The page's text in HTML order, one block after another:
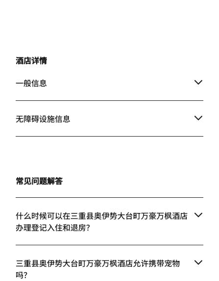
酒店详情
一般信息
无障碍设施信息
常见问题解答
什么时候可以在三重县奥伊势大台町万豪万枫酒店
办理登记入住和退房？
三重县奥伊势大台町万豪万枫酒店允许携带宠物
吗？